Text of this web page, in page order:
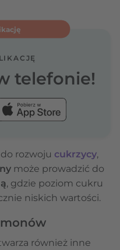
telefonie!
rozwoju cukrzycy,
może prowadzić do
, gdzie poziom cukru
niskich wartości.
również inne